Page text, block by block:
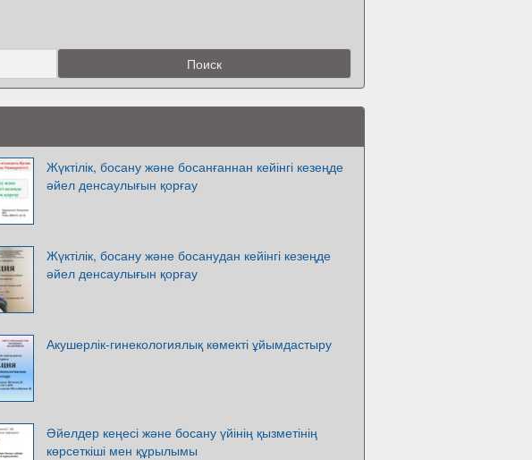
Жүктілік, босану және босанғаннан кейінгі кезеңде
әйел денсаулығын қорғау
Жүктілік, босану және босанудан кейінгі кезеңде
әйел денсаулығын қорғау
Акушерлік-гинекологиялық көмекті ұйымдастыру
Әйелдер кеңесі және босану үйінің қызметінің
көрсеткіші мен құрылымы